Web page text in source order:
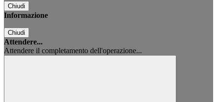
Chiudi
Informazione
Chiudi
Attendere...
Attendere il completamento dell'operazione...